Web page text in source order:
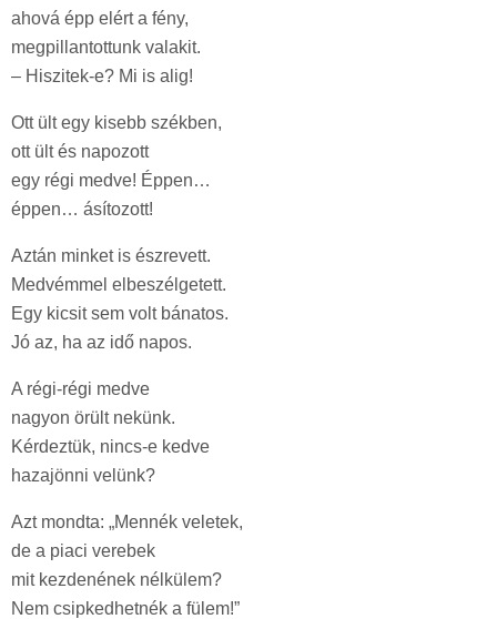
ahová épp elért a fény,
megpillantottunk valakit.
– Hiszitek-e? Mi is alig!
Ott ült egy kisebb székben,
ott ült és napozott
egy régi medve! Éppen…
éppen… ásítozott!
Aztán minket is észrevett.
Medvémmel elbeszélgetett.
Egy kicsit sem volt bánatos.
Jó az, ha az idő napos.
A régi-régi medve
nagyon örült nekünk.
Kérdeztük, nincs-e kedve
hazajönni velünk?
Azt mondta: „Mennék veletek,
de a piaci verebek
mit kezdenének nélkülem?
Nem csipkedhetnék a fülem!”